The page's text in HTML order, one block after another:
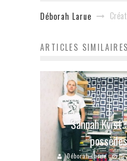
Déborah Larue
ARTICLES SIMILAIRES
Sannah Kvist
possèdes
Déborah Larue 2